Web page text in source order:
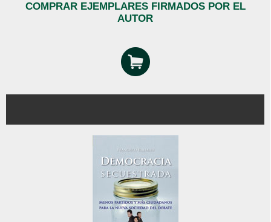
COMPRAR EJEMPLARES FIRMADOS POR EL
AUTOR